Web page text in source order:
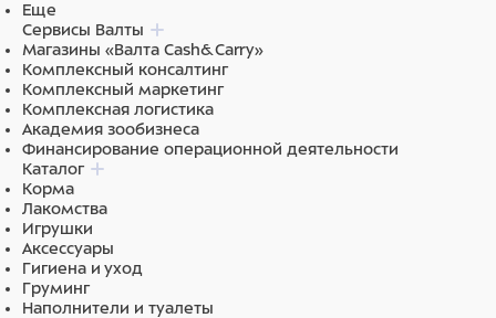
Еще
Сервисы Валты
Магазины «Валта Cash&Carry»
Комплексный консалтинг
Комплексный маркетинг
Комплексная логистика
Академия зообизнеса
Финансирование операционной деятельности
Каталог
Корма
Лакомства
Игрушки
Аксессуары
Гигиена и уход
Груминг
Наполнители и туалеты